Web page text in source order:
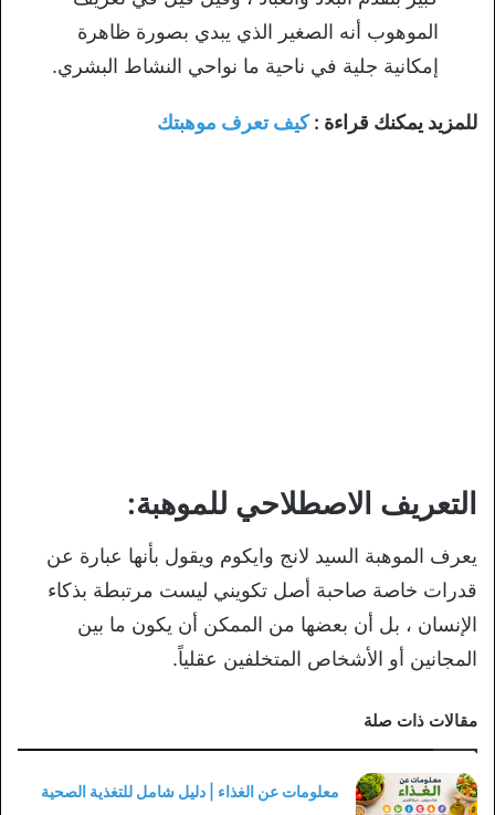
الموهوب أنه الصغير الذي يبدي بصورة ظاهرة
إمكانية جلية في ناحية ما نواحي النشاط البشري.
للمزيد يمكنك قراءة :كيف تعرف موهبتك
التعريف الاصطلاحي للموهبة:
يعرف الموهبة السيد لانج وايكوم ويقول بأنها عبارة عن
قدرات خاصة صاحبة أصل تكويني ليست مرتبطة بذكاء
الإنسان ، بل أن بعضها من الممكن أن يكون ما بين
المجانين أو الأشخاص المتخلفين عقلياً.
مقالات ذات صلة
معلومات عن الغذاء | دليل شامل للتغذية الصحية